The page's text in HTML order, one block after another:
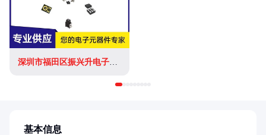
深圳市福田区振兴升电子商行
基本信息